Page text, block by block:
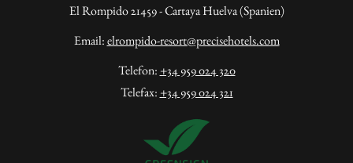
El Rompido 21459 - Cartaya Huelva (Spanien)
Email:elrompido-resort@precisehotels.com
Telefon: +34 959 024 320
Telefax: +34 959 024 321